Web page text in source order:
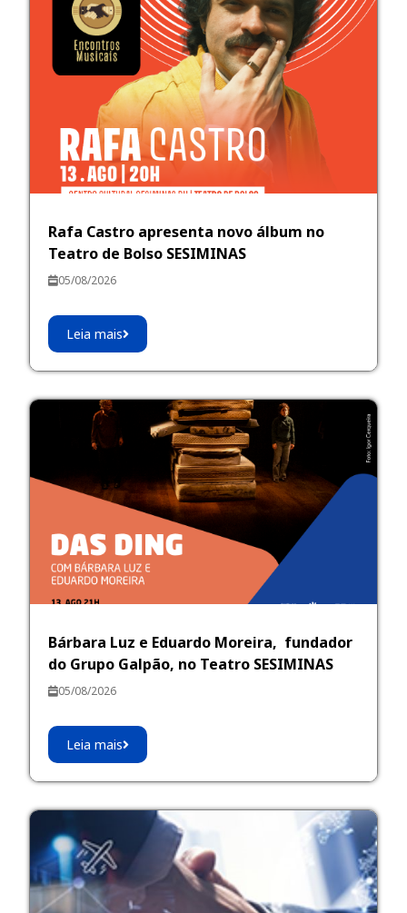
Rafa Castro apresenta novo álbum no
Teatro de Bolso SESIMINAS
05/08/2026
Leia mais
Bárbara Luz e Eduardo Moreira, fundador
do Grupo Galpão, no Teatro SESIMINAS
05/08/2026
Leia mais